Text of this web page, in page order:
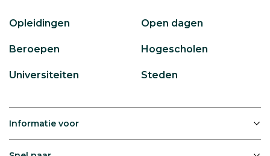
Opleidingen Open dagen
Beroepen Hogescholen
Universiteiten Steden
Informatie voor